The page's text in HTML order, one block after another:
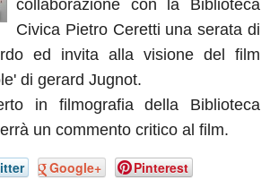
collaborazione con la Biblioteca
Civica Pietro Ceretti una serata di
ed invita alla visione del film
di gerard Jugnot.
in filmografia della Biblioteca
un commento critico al film.
Google+ Pinterest